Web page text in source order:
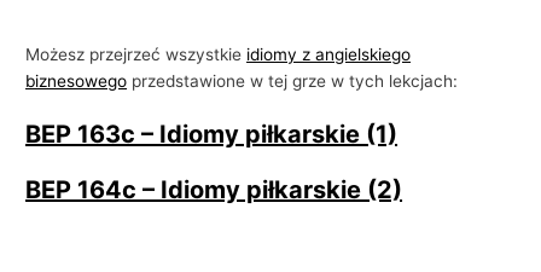
Możesz przejrzeć wszystkie idiomy z angielskiego
biznesowego przedstawione w tej grze w tych lekcjach:
BEP 163c – Idiomy piłkarskie (1)
BEP 164c – Idiomy piłkarskie (2)